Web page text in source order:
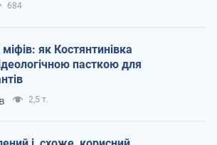
684
як Костянтинівка
пасткою для
2,5 т.